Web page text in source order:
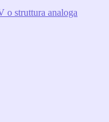
o struttura analoga